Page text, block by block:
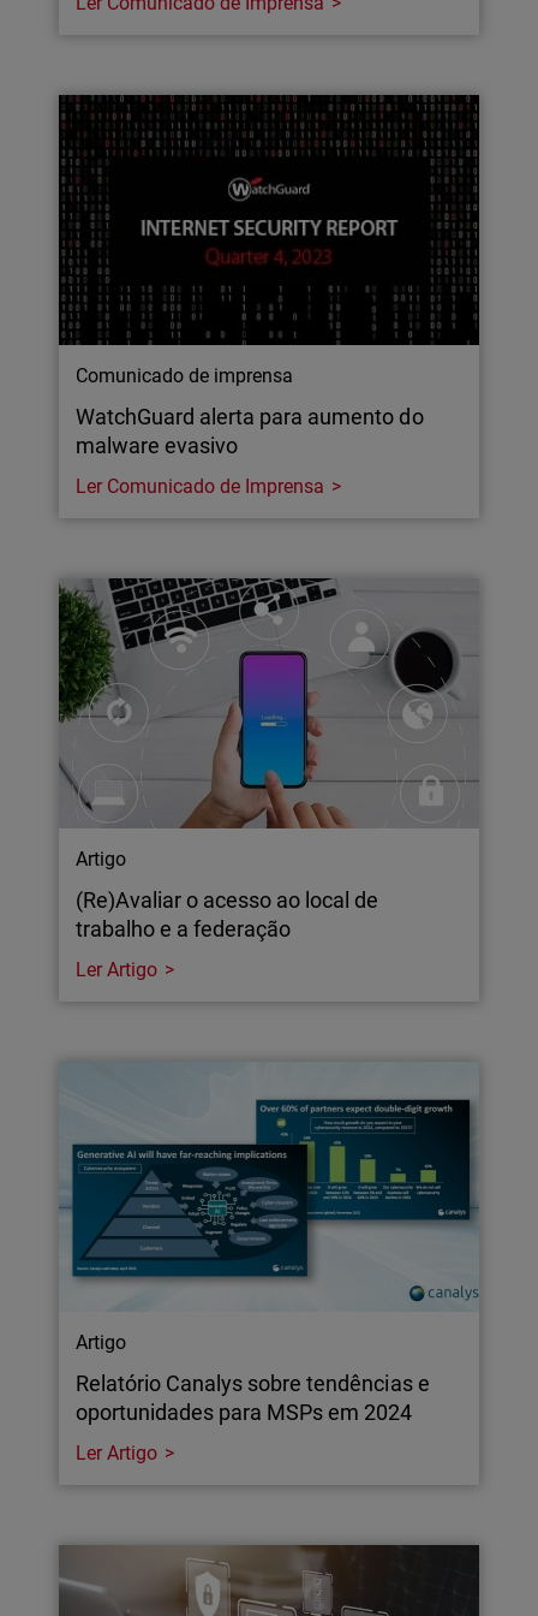
Comunicado de imprensa
WatchGuard alerta para aumento do
malware evasivo
Ler Comunicado de Imprensa
Artigo
(Re)Avaliar o acesso ao local de
trabalho e a federação
Ler Artigo
Artigo
Relatório Canalys sobre tendências e
oportunidades para MSPs em 2024
Ler Artigo